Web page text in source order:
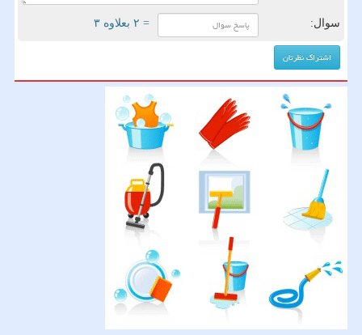
سوال: = ۲ بعلاوه ۳